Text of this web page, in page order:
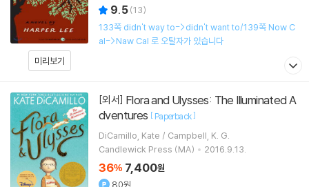
미리보기
9.5(13)
133쪽 didn't way to->didn't want to/139쪽 Now C
al->Naw Cal 로 오탈자가 있습니다
[외서]
dventures [ Paperback]
DiCamillo, Kate / Campbell, K. G.
Candlewick Press (MA)
2016.9.13.
36% 7,400원
80원